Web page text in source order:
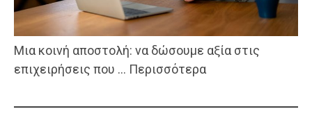
Μια κοινή αποστολή: να δώσουμε αξία στις
επιχειρήσεις που … Περισσότερα